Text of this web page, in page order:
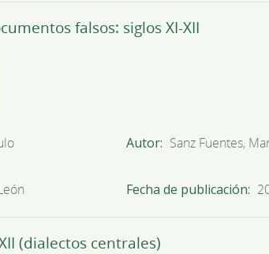
falsos: siglos XI-XII
Autor Sanz Fuentes,
Fecha de publicación
(dialectos centrales)